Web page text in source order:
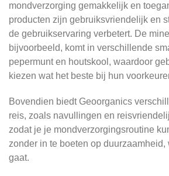
mondverzorging gemakkelijk en
producten zijn gebruiksvriendelijk en
de gebruikservaring verbetert. De
bijvoorbeeld, komt in verschillende
pepermunt en houtskool, waardoor
kiezen wat het beste bij hun
Bovendien biedt Geoorganics
reis, zoals navullingen en
zodat je je mondverzorgingsroutine
zonder in te boeten op duurzaamheid,
gaat.